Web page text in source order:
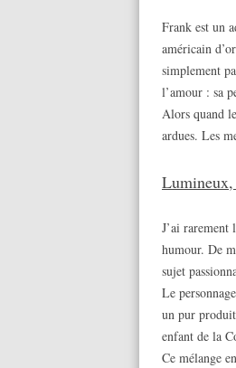
Frank est un
américain
simplement
l’amour : sa
Alors quand
ardues. Les
Lumineux,
J’ai rarement
humour. De
sujet
Le
un pur
enfant de la
Ce mélange